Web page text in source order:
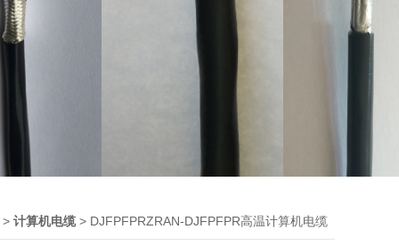
> 计算机电缆> DJFPFPRZRAN-DJFPFPR高温计算机电缆